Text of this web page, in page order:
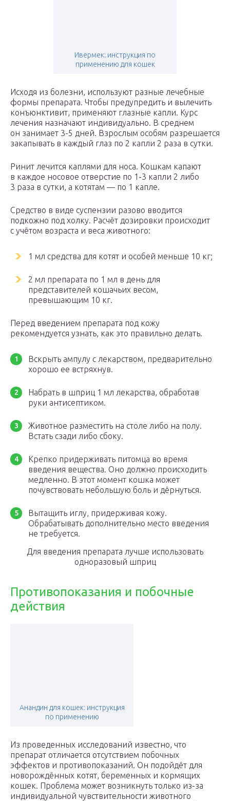
Ивермек: инструкция по
применению для кошек
Исходя из болезни, используют разные лечебные
формы препарата. Чтобы предупредить и вылечить
конъюнктивит, применяют глазные капли. Курс
лечения назначают индивидуально. В среднем
он занимает 3-5 дней. Взрослым особям разрешается
закапывать в каждый глаз по 2 капли 2 раза в сутки.
Ринит лечится каплями для носа. Кошкам капают
в каждое носовое отверстие по 1-3 капли 2 либо
3 раза в сутки, а котятам — по 1 капле.
Средство в виде суспензии разово вводится
подкожно под холку. Расчёт дозировки происходит
с учётом возраста и веса животного:
1 мл средства для котят и особей меньше 10 кг;
2 мл препарата по 1 мл в день для
представителей кошачьих весом,
превышающим 10 кг.
Перед введением препарата под кожу
рекомендуется узнать, как это правильно делать.
Вскрыть ампулу с лекарством, предварительно
хорошо ее встряхнув.
Набрать в шприц 1 мл лекарства, обработав
руки антисептиком.
Животное разместить на столе либо на полу.
Встать сзади либо сбоку.
Крепко придерживать питомца во время
введения вещества. Оно должно происходить
медленно. В этот момент кошка может
почувствовать небольшую боль и дёрнуться.
Вытащить иглу, придерживая кожу.
Обрабатывать дополнительно место введения
не требуется.
Для введения препарата лучше использовать
одноразовый шприц
Противопоказания и побочные
действия
Анандин для кошек: инструкция
по применению
Из проведенных исследований известно, что
препарат отличается отсутствием побочных
эффектов и противопоказаний. Он подойдёт для
новорождённых котят, беременных и кормящих
кошек. Проблема может возникнуть только из-за
индивидуальной чувствительности животного